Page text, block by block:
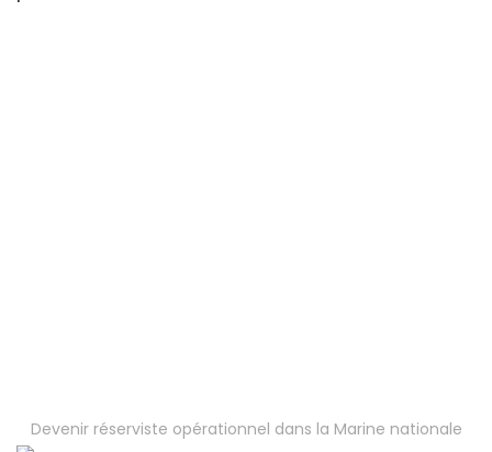
Devenir réserviste opérationnel dans la Marine nationale